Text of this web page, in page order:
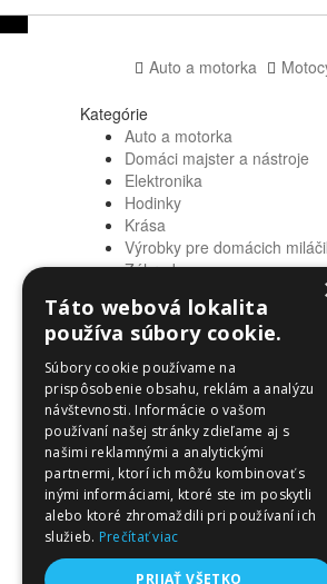
Auto a motorka
Kategórie
Auto a motorka
Domáci majster a nástroje
Elektronika
Hodinky
Krása
Výrobky pre domácich
Záhrada
Zdravie a osobná
Informácie
Táto webová lokalita
používa súbory cookie.
Súbory cookie používame na
prispôsobenie obsahu, reklám a analýzu
návštevnosti. Informácie o vašom
používaní našej stránky zdieľame aj s
našimi reklamnými a analytickými
partnermi, ktorí ich môžu kombinovať s
inými informáciami, ktoré ste im poskytli
alebo ktoré zhromaždili pri používaní ich
služieb. Prečítať viac
PRIJAŤ VŠETKO